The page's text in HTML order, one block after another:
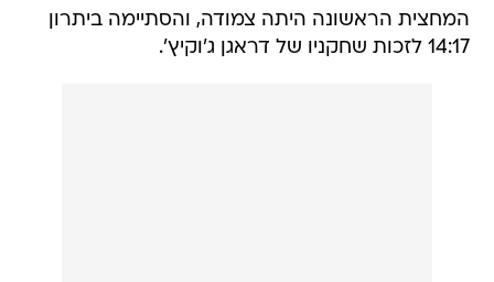
המחצית הראשונה היתה צמודה, והסתיימה ביתרון
14:17 לזכות שחקניו של דראגן ג'וקיץ'.